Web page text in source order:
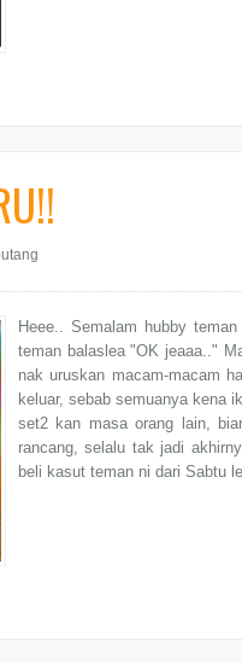
Heee.. Semalam hubby
teman balaslea "OK jeaaa.."
nak uruskan macam-macam
keluar, sebab semuanya kena
set2 kan masa orang lain,
rancang, selalu tak jadi
beli kasut teman ni dari Sabtu